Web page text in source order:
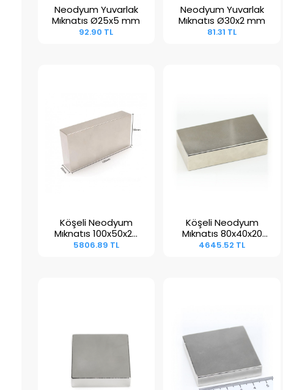
Sepete Ekle
Neodyum Yuvarlak
Mıknatıs Ø25x5 mm
92.90 TL
Sepete Ekle
Neodyum Yuvarlak
Mıknatıs Ø30x2 mm
81.31 TL
Sepete Ekle
Köşeli Neodyum
Mıknatıs 100x50x20
mm
5806.89 TL
Sepete Ekle
Köşeli Neodyum
Mıknatıs 80x40x20
mm
4645.52 TL